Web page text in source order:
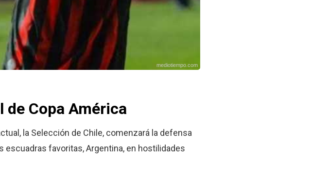
mediotiempo.com
Copa América
la Selección de Chile, comenzará la defensa
escuadras favoritas, Argentina, en hostilidades